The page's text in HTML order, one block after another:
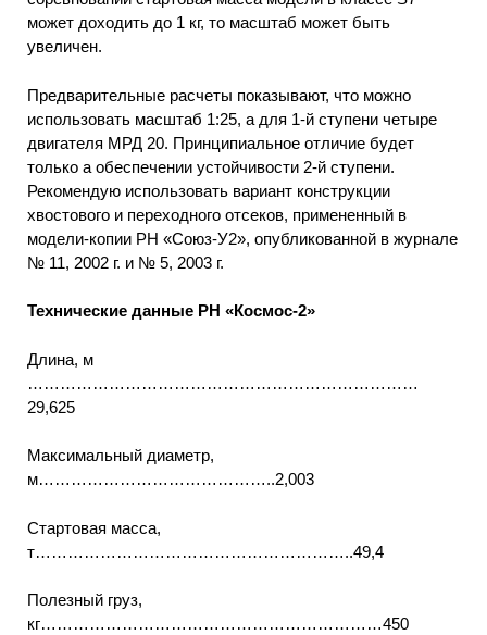
может доходить до 1 кг, то масштаб может быть
увеличен.
Предварительные расчеты показывают, что можно
использовать масштаб 1:25, а для 1-й ступени четыре
двигателя МРД 20. Принципиальное отличие будет
только а обеспечении устойчивости 2-й ступени.
Рекомендую использовать вариант конструкции
хвостового и переходного отсеков, примененный в
модели-копии PH «Союз-У2», опубликованной в журнале
№ 11, 2002 г. и № 5, 2003 г.
Технические данные PH «Космос-2»
Длина, м
………………………………………………………………
29,625
Максимальный диаметр,
м……………………………………..2,003
Стартовая масса,
т…………………………………………………..49,4
Полезный груз,
кг………………………………………………………450